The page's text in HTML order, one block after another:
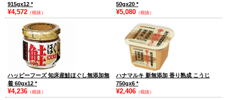
915gx12 *
¥4,572 （税抜）
50gx20 *
¥5,080 （税抜）
ハッピーフーズ 知床産鮭ほぐし無添加無
着 60gx12 *
¥4,236 （税抜）
ハナマルキ 新無添加 香り熟成 こうじ
750gx6 *
¥2,406 （税抜）